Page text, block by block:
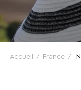
Accueil France